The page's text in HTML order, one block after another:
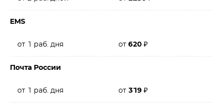
EMS
от 1 раб. дня от 620 ₽
Почта России
от 1 раб. дня от 319 ₽